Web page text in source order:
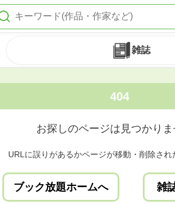
雑誌
404
お探しのページは見つかり
URLに誤りがあるかページが移動・削除され
ブック放題ホームへ 雑